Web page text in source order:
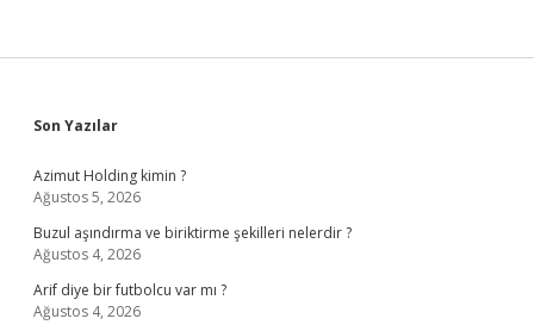
Sidebar
Son Yazılar
Azimut Holding kimin ?
Ağustos 5, 2026
Buzul aşındırma ve biriktirme şekilleri nelerdir ?
Ağustos 4, 2026
Arif diye bir futbolcu var mı ?
Ağustos 4, 2026